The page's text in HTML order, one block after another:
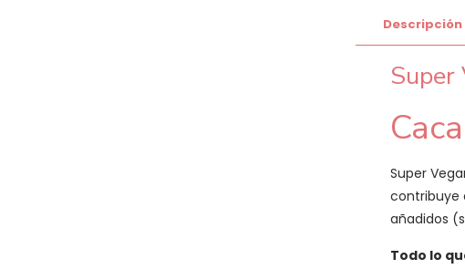
Descripción
Super
Super
contribuye
añadidos
Todo lo